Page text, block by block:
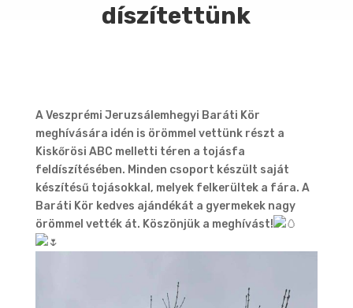
díszítettünk
A Veszprémi Jeruzsálemhegyi Baráti Kör
meghívására idén is örömmel vettünk részt a
Kiskőrösi ABC melletti téren a tojásfa
feldíszítésében. Minden csoport készült saját
készítésű tojásokkal, melyek felkerültek a fára. A
Baráti Kör kedves ajándékát a gyermekek nagy
örömmel vették át. Köszönjük a meghívást!